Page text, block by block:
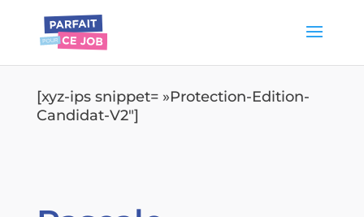
[xyz-ips snippet= »Protection-Edition-
Candidat-V2″]